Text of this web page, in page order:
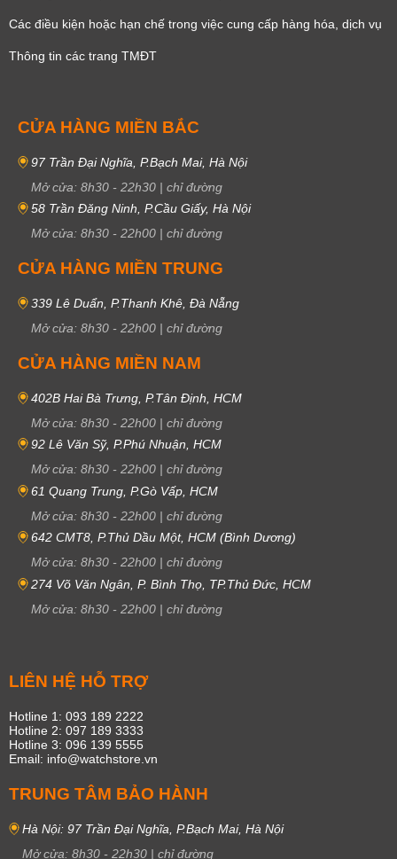
Các điều kiện hoặc hạn chế trong việc cung cấp hàng hóa, dịch vụ
Thông tin các trang TMĐT
CỬA HÀNG MIỀN BẮC
97 Trần Đại Nghĩa, P.Bạch Mai, Hà Nội
Mở cửa: 8h30 - 22h30 | chỉ đường
58 Trần Đăng Ninh, P.Cầu Giấy, Hà Nội
Mở cửa: 8h30 - 22h00 | chỉ đường
CỬA HÀNG MIỀN TRUNG
339 Lê Duẩn, P.Thanh Khê, Đà Nẵng
Mở cửa: 8h30 - 22h00 | chỉ đường
CỬA HÀNG MIỀN NAM
402B Hai Bà Trưng, P.Tân Định, HCM
Mở cửa: 8h30 - 22h00 | chỉ đường
92 Lê Văn Sỹ, P.Phú Nhuận, HCM
Mở cửa: 8h30 - 22h00 | chỉ đường
61 Quang Trung, P.Gò Vấp, HCM
Mở cửa: 8h30 - 22h00 | chỉ đường
642 CMT8, P.Thủ Dầu Một, HCM (Bình Dương)
Mở cửa: 8h30 - 22h00 | chỉ đường
274 Võ Văn Ngân, P. Bình Thọ, TP.Thủ Đức, HCM
Mở cửa: 8h30 - 22h00 | chỉ đường
LIÊN HỆ HỖ TRỢ
Hotline 1: 093 189 2222
Hotline 2: 097 189 3333
Hotline 3: 096 139 5555
Email: info@watchstore.vn
TRUNG TÂM BẢO HÀNH
Hà Nội: 97 Trần Đại Nghĩa, P.Bạch Mai, Hà Nội
Mở cửa: 8h30 - 22h30 | chỉ đường